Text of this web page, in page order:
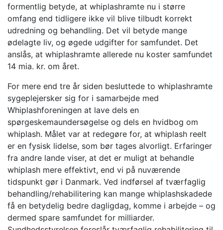
formentlig betyde, at whiplashramte nu i større
omfang end tidligere ikke vil blive tilbudt korrekt
udredning og behandling. Det vil betyde mange
ødelagte liv, og øgede udgifter for samfundet. Det
anslås, at whiplashramte allerede nu koster samfundet
14 mia. kr. om året.
For mere end tre år siden besluttede to whiplashramte
sygeplejersker sig for i samarbejde med
Whiplashforeningen at lave dels en
spørgeskemaundersøgelse og dels en hvidbog om
whiplash. Målet var at redegøre for, at whiplash reelt
er en fysisk lidelse, som bør tages alvorligt. Erfaringer
fra andre lande viser, at det er muligt at behandle
whiplash mere effektivt, end vi på nuværende
tidspunkt gør i Danmark. Ved indførsel af tværfaglig
behandling/rehabilitering kan mange whiplashskadede
få en betydelig bedre dagligdag, komme i arbejde – og
dermed spare samfundet for milliarder.